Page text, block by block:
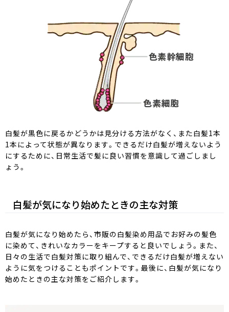
白髪が黒色に戻るかどうかは見分ける方法がなく、また白髪1本
1本によって状態が異なります。できるだけ白髪が増えないよう
にするために、日常生活で髪に良い習慣を意識して過ごしまし
ょう。
白髪が気になり始めたときの主な対策
白髪が気になり始めたら、市販の白髪染め用品でお好みの髪色
に染めて、きれいなカラーをキープすると良いでしょう。また、
日々の生活で白髪対策に取り組んで、できるだけ白髪が増えない
ように気をつけることもポイントです。最後に、白髪が気になり
始めたときの主な対策をご紹介します。